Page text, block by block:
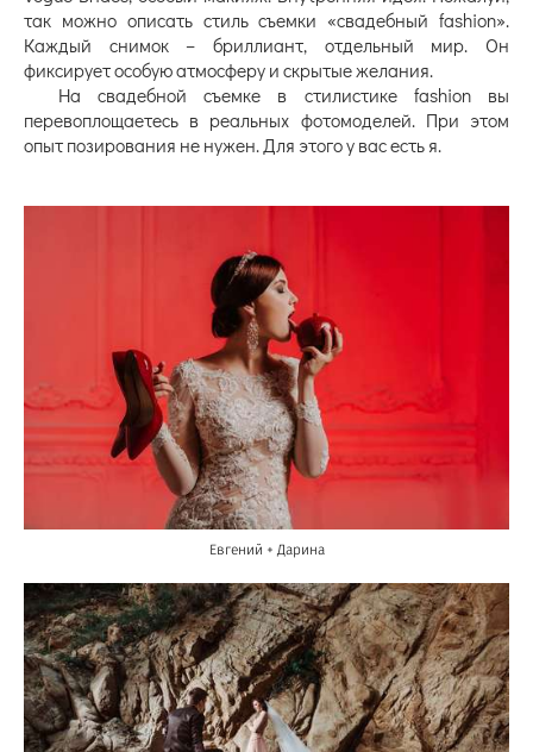
так можно описать стиль съемки «свадебный fashion».
Каждый снимок – бриллиант, отдельный мир. Он
фиксирует особую атмосферу и скрытые желания.
На свадебной съемке в стилистике fashion вы
перевоплощаетесь в реальных фотомоделей. При этом
опыт позирования не нужен. Для этого у вас есть я.
Евгений + Дарина